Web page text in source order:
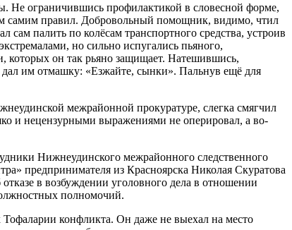
Не ограничившись профилактикой в словесной форме,
самим правил. Добровольный помощник, видимо, чтил
палить по колёсам транспортного средства, устроив
но сильно испугались пьяного,
которых он так рьяно защищает. Натешившись,
дал им отмашку: «Езжайте, сынки». Пальнув ещё для
межрайонной прокуратуре, слегка смягчил
и нецензурными выражениями не оперировал, а во-
Нижнеудинского межрайонного следственного
предпринимателя из Красноярска Николая Скуратова
в возбуждении уголовного дела в отношении
полномочий.
Тофаларии конфликта. Он даже не выехал на место